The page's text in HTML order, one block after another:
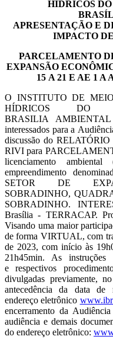
HÍDRICOS
APRESENTAÇÃO E
IMPACTO
PARCELAMENTO
EXPANSÃO
15 A 21 E AE 1 A
O INSTITUTO DE
HÍDRICOS DO
BRASILIA AMBIENTAL
interessados para a
discussão do
RIVI para
licenciamento
empreendimento
SETOR DE
SOBRADINHO,
SOBRADINHO.
Brasília - TERRACAP.
Visando uma maior
de forma VIRTUAL, com
de 2023, com início às
21h45min. As instruções
erespectivos
divulgadas previamente,
antecedência da data de
endereço eletrônico
encerramento da
audiência e demais
do endereço eletrônico: